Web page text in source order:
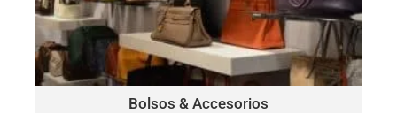
Bolsos & Accesorios
Michael Kors, Coach, Ralph Lauren, Vince Camuto, Tommy
Hilfiger, Calvin Klein, DKNY, Marc Jacobs, Kate Spade, Tory
Burch, Guess y más.
Haga Click Aquí